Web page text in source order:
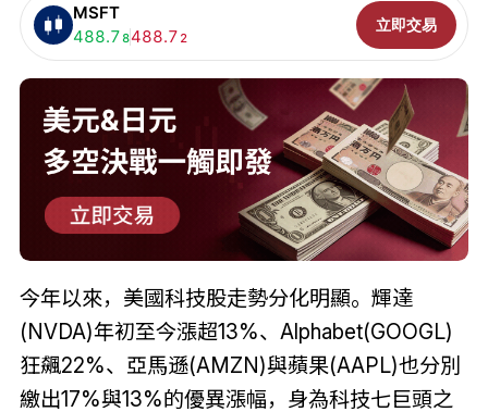
MSFT
買入:
488.78賣出:
488.7 2
立即交易
今年以來，美國科技股走勢分化明顯。輝達
(NVDA)年初至今漲超13%、Alphabet(GOOGL)
狂飆22%、亞馬遜(AMZN)與蘋果(AAPL)也分別
繳出17%與13%的優異漲幅，身為科技七巨頭之